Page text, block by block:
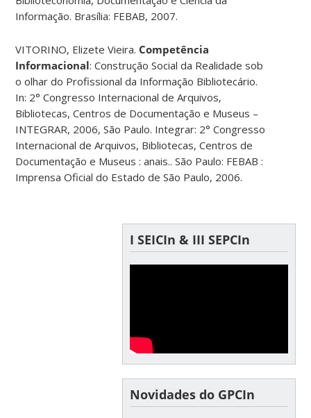
Informação. Brasília: FEBAB, 2007.
VITORINO, Elizete Vieira. Competência
Informacional: Construção Social da Realidade sob
o olhar do Profissional da Informação Bibliotecário.
In: 2° Congresso Internacional de Arquivos,
Bibliotecas, Centros de Documentação e Museus –
INTEGRAR, 2006, São Paulo. Integrar: 2° Congresso
Internacional de Arquivos, Bibliotecas, Centros de
Documentação e Museus : anais.. São Paulo: FEBAB :
Imprensa Oficial do Estado de São Paulo, 2006.
I SEICIn & III SEPCIn
Novidades do GPCIn